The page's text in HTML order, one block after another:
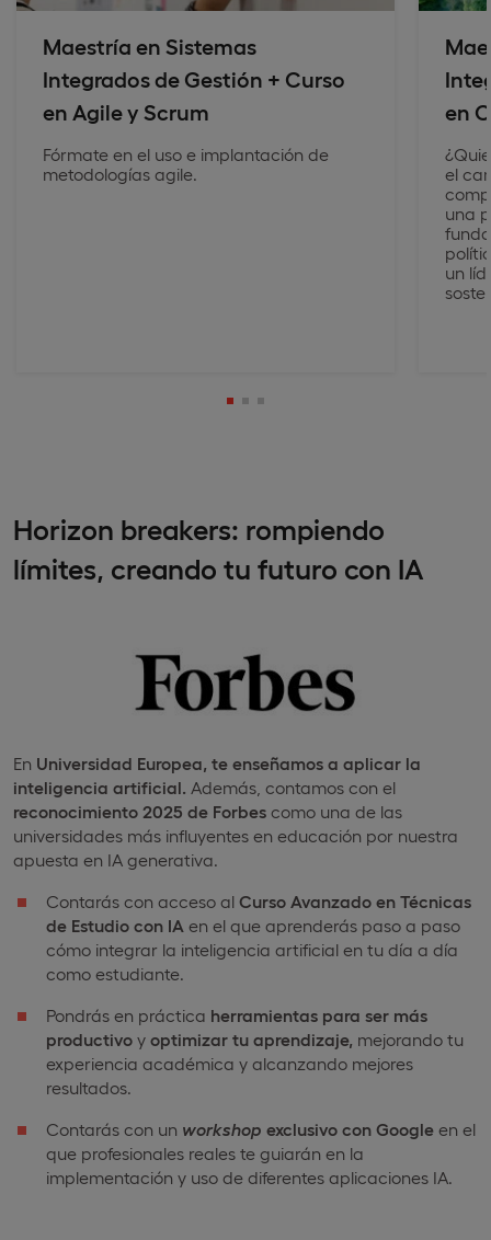
Maestría en Sistemas
Integrados de Gestión + Curso
en Agile y Scrum
Fórmate en el uso e implantación de
metodologías agile.
en
el
una
un
Horizon breakers: rompiendo
límites, creando tu futuro con IA
En Universidad Europea, te enseñamos a aplicar la
inteligencia artificial. Además, contamos con el
reconocimiento 2025 de Forbes como una de las
universidades más influyentes en educación por nuestra
apuesta en IA generativa.
Contarás con acceso al Curso Avanzado en Técnicas
de Estudio con IA en el que aprenderás paso a paso
cómo integrar la inteligencia artificial en tu día a día
como estudiante.
Pondrás en práctica herramientas para ser más
productivo y optimizar tu aprendizaje, mejorando tu
experiencia académica y alcanzando mejores
resultados.
Contarás con un workshop exclusivo con Google en el
que profesionales reales te guiarán en la
implementación y uso de diferentes aplicaciones IA.